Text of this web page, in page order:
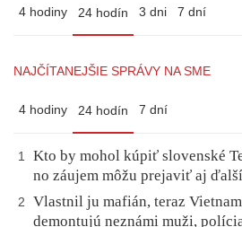
4 hodiny 24 hodín 3 dni 7 dní
NAJČÍTANEJŠIE SPRÁVY NA SME
4 hodiny 24 hodín 7 dní
1
Kto by mohol kúpiť slovenské
no záujem môžu prejaviť aj ďalší
2
Vlastnil ju mafián, teraz
demontujú neznámi muži,